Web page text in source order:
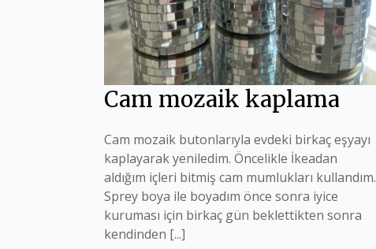
Cam mozaik kaplama
Cam mozaik butonlarıyla evdeki birkaç eşyayı
kaplayarak yeniledim. Öncelikle İkeadan
aldığım içleri bitmiş cam mumlukları kullandım.
Sprey boya ile boyadım önce sonra iyice
kuruması için birkaç gün beklettikten sonra
kendinden [...]